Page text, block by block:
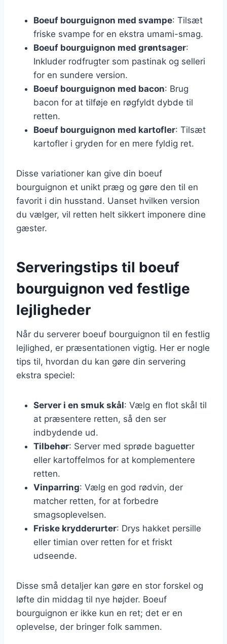
Boeuf bourguignon med svampe: Tilsæt
friske svampe for en ekstra umami-smag.
Boeuf bourguignon med grøntsager:
Inkluder rodfrugter som pastinak og selleri
for en sundere version.
Boeuf bourguignon med bacon: Brug
bacon for at tilføje en røgfyldt dybde til
retten.
Boeuf bourguignon med kartofler: Tilsæt
kartofler i gryden for en mere fyldig ret.
Disse variationer kan give din boeuf
bourguignon et unikt præg og gøre den til en
favorit i din husstand. Uanset hvilken version
du vælger, vil retten helt sikkert imponere dine
gæster.
Serveringstips til boeuf
bourguignon ved festlige
lejligheder
Når du serverer boeuf bourguignon til en festlig
lejlighed, er præsentationen vigtig. Her er nogle
tips til, hvordan du kan gøre din servering
ekstra speciel:
Server i en smuk skål: Vælg en flot skål til
at præsentere retten, så den ser
indbydende ud.
Tilbehør: Server med sprøde baguetter
eller kartoffelmos for at komplementere
retten.
Vinparring: Vælg en god rødvin, der
matcher retten, for at forbedre
smagsoplevelsen.
Friske krydderurter: Drys hakket persille
eller timian over retten for et friskt
udseende.
Disse små detaljer kan gøre en stor forskel og
løfte din middag til nye højder. Boeuf
bourguignon er ikke kun en ret; det er en
oplevelse, der bringer folk sammen.